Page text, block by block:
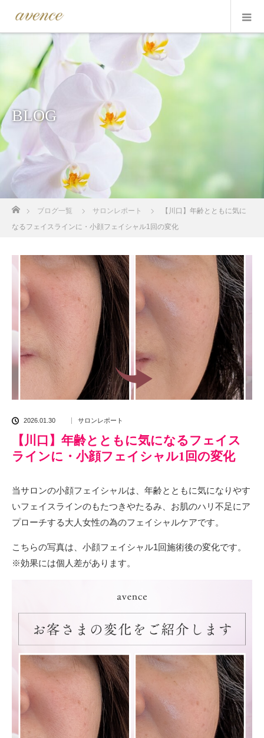
BLOG
ブログ一覧 サロンレポート
【川口】年齢とともに気に
なるフェイスラインに・小顔フェイシャル1回の変化
2026.01.30 サロンレポート
【川口】年齢とともに気になるフェイス
ラインに・小顔フェイシャル1回の変化
当サロンの小顔フェイシャルは、年齢とともに気になりやす
いフェイスラインのもたつきやたるみ、お肌のハリ不足にア
プローチする大人女性の為のフェイシャルケアです。
こちらの写真は、小顔フェイシャル1回施術後の変化です。
※効果には個人差があります。